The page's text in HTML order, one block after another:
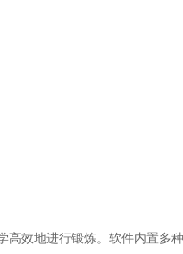
高效地进行锻炼。软件内置多